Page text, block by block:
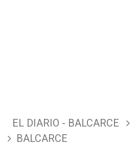
EL DIARIO - BALCARCE
BALCARCE